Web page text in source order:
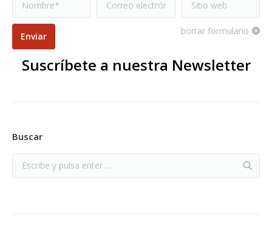
*
borrar formulario
Enviar
Suscríbete a nuestra Newsletter
Buscar